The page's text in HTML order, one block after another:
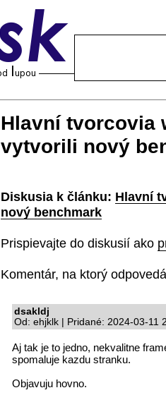
Hlavní tvorcovia
vytvorili nový
Diskusia k článku: Hlavní
nový benchmark
Prispievajte do diskusií ako
Komentár, na ktorý
dsakldj
Od: ehjklk | Pridané: 2024-03-11
Aj tak je to jedno, nekvalitne
spomaluje kazdu stranku.
Objavuju hovno.